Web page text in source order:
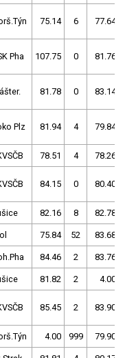
75.14 6 77.64
Pha 107.75 0 81.76
81.78 0 83.14
Plz 81.94 4 79.84
78.51 4 78.26
84.15 0 80.40
82.16 8 82.78
75.84 52 83.68
84.46 2 83.76
81.82 2 4.00
85.45 2 83.90
4.00 999 79.90